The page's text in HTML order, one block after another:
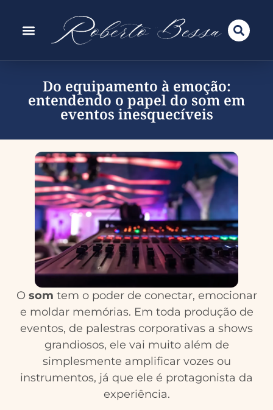
Do equipamento à emoção:
entendendo o papel do som em
eventos inesquecíveis
Osom tem o poder de conectar, emocionar
e moldar memórias. Em toda produção de
eventos, de palestras corporativas a shows
grandiosos, ele vai muito além de
simplesmente amplificar vozes ou
instrumentos, já que ele é protagonista da
experiência.